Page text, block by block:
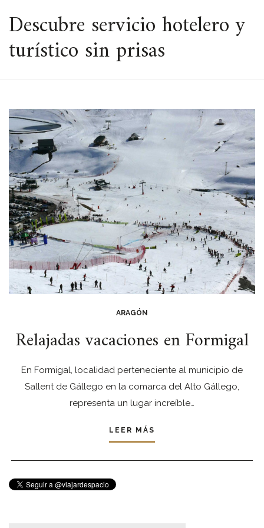
ESPACIO
Descubre servicio hotelero y
turístico sin prisas
ARAGÓN
Relajadas vacaciones en Formigal
En Formigal, localidad perteneciente al municipio de
Sallent de Gállego en la comarca del Alto Gállego,
representa un lugar increíble…
LEER MÁS